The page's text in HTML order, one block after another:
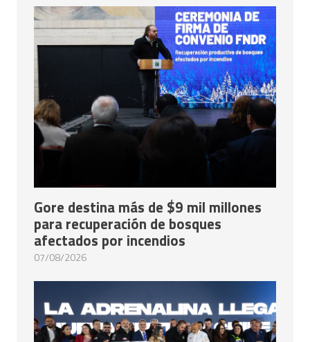
Gore destina más de $9 mil millones
para recuperación de bosques
afectados por incendios
07/08/2026